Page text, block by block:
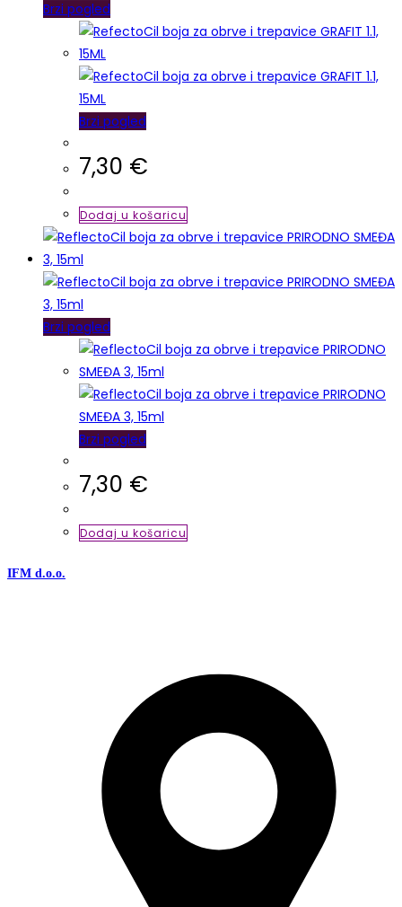
Brzi pogled
Brzi pogled
7,30 €
Dodaj u košaricu
Brzi pogled
Brzi pogled
7,30 €
Dodaj u košaricu
IFM d.o.o.